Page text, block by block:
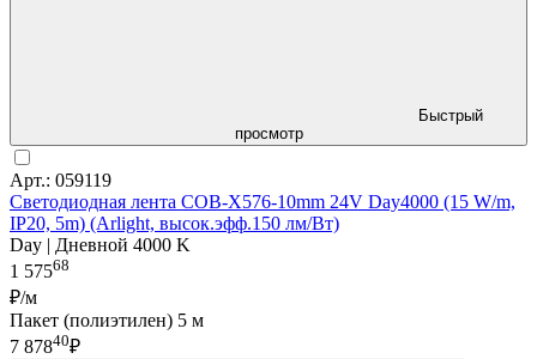
Быстрый
просмотр
Арт.: 059119
Светодиодная лента COB-X576-10mm 24V Day4000 (15 W/m,
IP20, 5m) (Arlight, высок.эфф.150 лм/Вт)
Day | Дневной 4000 K
1 57568
₽/м
Пакет (полиэтилен) 5 м
7 87840₽